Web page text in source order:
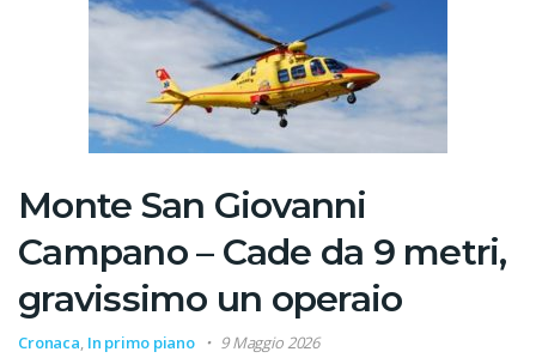
Monte San Giovanni
Campano – Cade da 9 metri,
gravissimo un operaio
Cronaca, In primo piano 9 Maggio 2026